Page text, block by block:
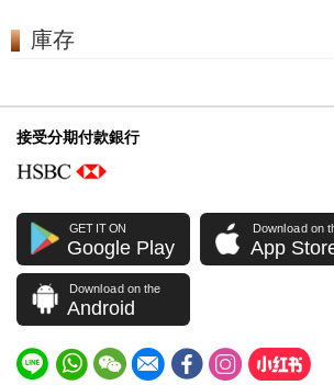
庫存
接受分期付款銀行
GET IT ON
Google Play
Download on
App
Download on the
Android